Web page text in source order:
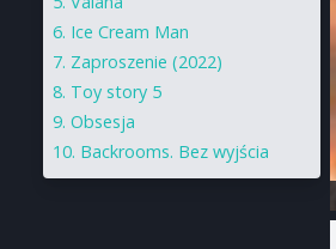
Ice Cream Man
Zaproszenie (2022)
Toy story 5
Obsesja
Backrooms. Bez wyjścia